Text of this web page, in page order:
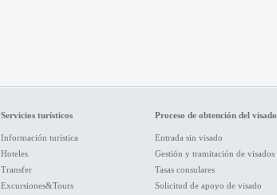
Servicios turísticos
Información turística
Hoteles
Transfer
Excursiones&Tours
Proceso de obtención del visado
Entrada sin visado
Gestión y tramitación de visados
Tasas consulares
Solicitud de apoyo de visado